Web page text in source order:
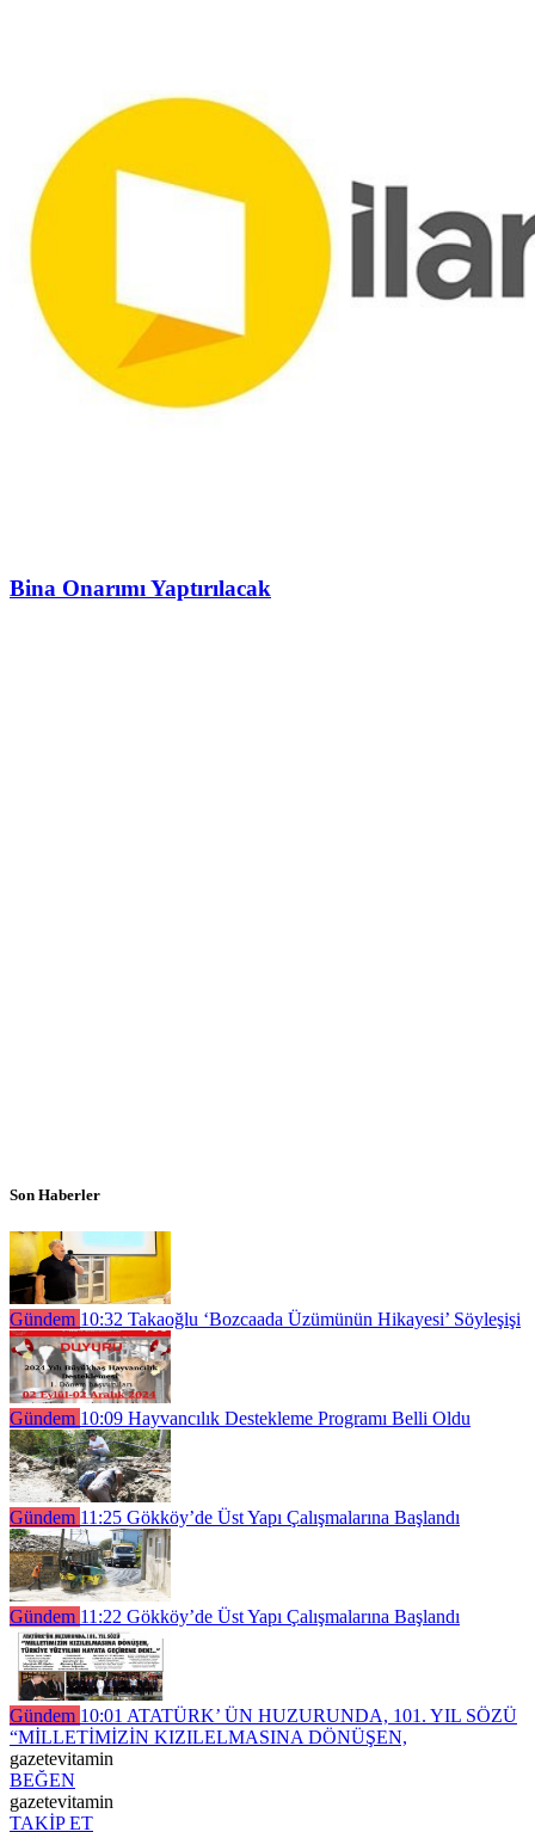
Bina Onarımı Yaptırılacak
Son Haberler
Gündem 10:32 Takaoğlu ‘Bozcaada Üzümünün Hikayesi’ Söyleşişi
Gündem 10:09 Hayvancılık Destekleme Programı Belli Oldu
Gündem 11:25 Gökköy’de Üst Yapı Çalışmalarına Başlandı
Gündem 11:22 Gökköy’de Üst Yapı Çalışmalarına Başlandı
Gündem 10:01 ATATÜRK’ ÜN HUZURUNDA, 101. YIL SÖZÜ
“MİLLETİMİZİN KIZILELMASINA DÖNÜŞEN,
gazetevitamin
BEĞEN
gazetevitamin
TAKİP ET